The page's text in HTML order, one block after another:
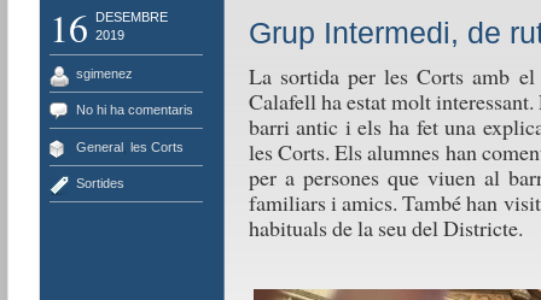
16
DESEMBRE
2019
sgimenez
No hi ha comentaris
General, les Corts
Sortides
Grup Intermedi, de
La sortida per les Corts amb
Calafell ha estat molt
barri antic i els ha fet una
les Corts. Els alumnes han
per a persones que viuen al
familiars i amics. També han
habituals de la seu del Districte.